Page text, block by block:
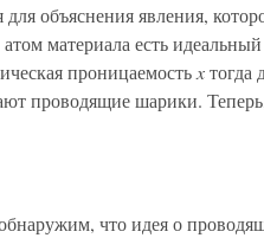
объяснения явления,
материала есть
проницаемость xтогда
проводящие шарики.
что идея о